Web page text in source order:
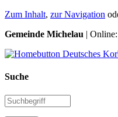
Zum Inhalt, zur Navigation
Gemeinde Michelau |
Suche